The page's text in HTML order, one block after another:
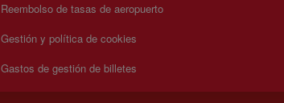
Reembolso de tasas de aeropuerto
Gestión y política de cookies
Gastos de gestión de billetes